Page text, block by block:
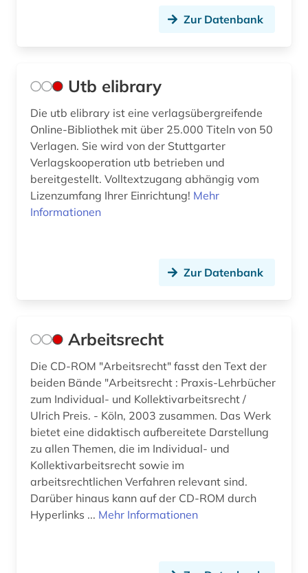
Zur Datenbank
Utb elibrary
Die utb elibrary ist eine verlagsübergreifende
Online-Bibliothek mit über 25.000 Titeln von 50
Verlagen. Sie wird von der Stuttgarter
Verlagskooperation utb betrieben und
bereitgestellt. Volltextzugang abhängig vom
Lizenzumfang Ihrer Einrichtung! Mehr
Informationen
Zur Datenbank
Arbeitsrecht
Die CD-ROM "Arbeitsrecht" fasst den Text der
beiden Bände "Arbeitsrecht : Praxis-Lehrbücher
zum Individual- und Kollektivarbeitsrecht /
Ulrich Preis. - Köln, 2003 zusammen. Das Werk
bietet eine didaktisch aufbereitete Darstellung
zu allen Themen, die im Individual- und
Kollektivarbeitsrecht sowie im
arbeitsrechtlichen Verfahren relevant sind.
Darüber hinaus kann auf der CD-ROM durch
Hyperlinks ... Mehr Informationen